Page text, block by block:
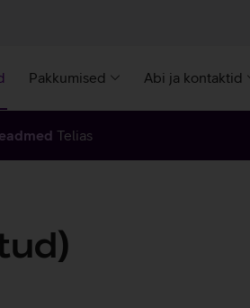
Pakkumised Abi ja kontaktid
Telias